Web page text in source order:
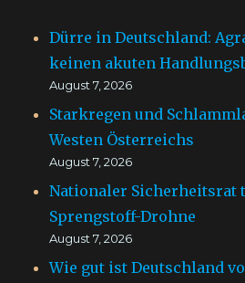
Dürre in Deutschland:
keinen akuten
August 7, 2026
Starkregen und
Westen Österreichs
August 7, 2026
Nationaler Sicherheitsrat
Sprengstoff-Drohne
August 7, 2026
Wie gut ist Deutschland